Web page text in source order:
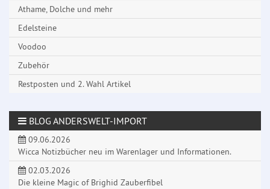
Athame, Dolche und mehr
Edelsteine
Voodoo
Zubehör
Restposten und 2. Wahl Artikel
BLOG ANDERSWELT-IMPORT
09.06.2026
Wicca Notizbücher neu im Warenlager und Informationen.
02.03.2026
Die kleine Magic of Brighid Zauberfibel